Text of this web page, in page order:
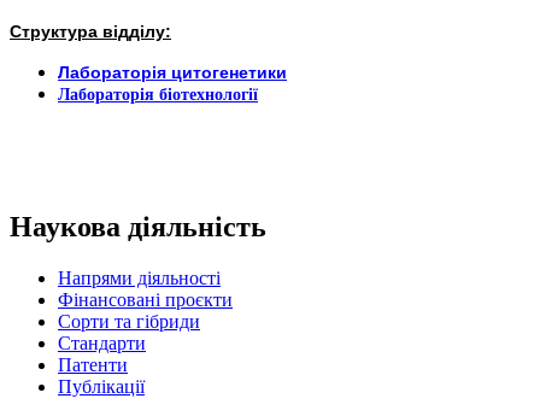
Структура відділу:
Лабораторія цитогенетики
Лабораторія біотехнології
Наукова діяльність
Напрями діяльності
Фінансовані проєкти
Сорти та гібриди
Стандарти
Патенти
Публікації